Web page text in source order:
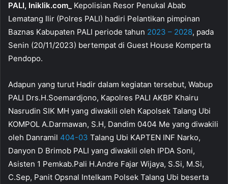
PALI, Iniklik.com_
Kepolisian Resor Penukal Abab
Lematang Ilir (Polres PALI) hadiri Pelantikan pimpinan
Baznas Kabupaten PALI periode tahun 2023 – 2028, pada
Senin (20/11/2023) bertempat di Guest House Komperta
Pendopo.
Adapun yang turut Hadir dalam kegiatan tersebut, Wabup
PALI Drs.H.Soemardjono, Kapolres PALI AKBP Khairu
Nasrudin SIK MH yang diwakili oleh Kapolsek Talang Ubi
KOMPOL A.Darmawan, S.H, Dandim 0404 Me yang diwakili
oleh Danramil 404-03 Talang Ubi KAPTEN INF Narko,
Danyon D Brimob PALI yang diwakili oleh IPDA Soni,
Asisten 1 Pemkab.Pali H.Andre Fajar Wijaya, S.Si, M.Si,
C.Sep, Panit Opsnal Intelkam Polsek Talang Ubi beserta